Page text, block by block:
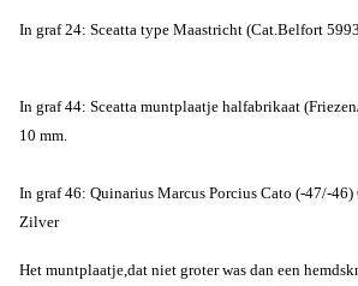
In graf 24: Sceatta type Maastricht (Cat.Belfort
In graf 44: Sceatta muntplaatje halfabrikaat
10 mm.
In graf 46: Quinarius Marcus Porcius Cato (-47/-
Zilver
Het muntplaatje,dat niet groter was dan een